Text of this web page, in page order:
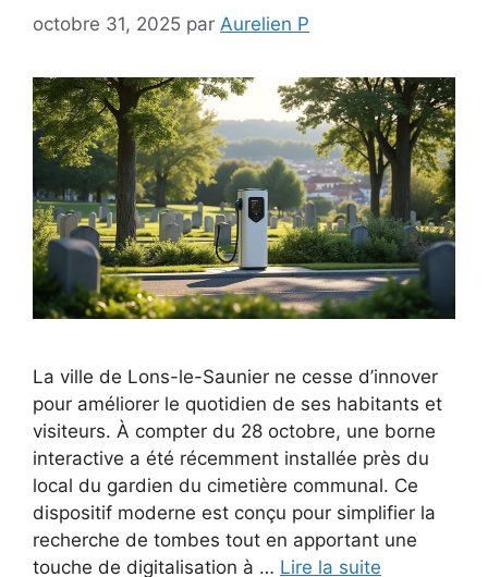
octobre 31, 2025 par Aurelien P
La ville de Lons-le-Saunier ne cesse d’innover
pour améliorer le quotidien de ses habitants et
visiteurs. À compter du 28 octobre, une borne
interactive a été récemment installée près du
local du gardien du cimetière communal. Ce
dispositif moderne est conçu pour simplifier la
recherche de tombes tout en apportant une
touche de digitalisation à … Lire la suite